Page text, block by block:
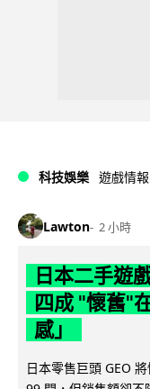
科技娛樂 遊戲情報
Lawton 2 小時
日本二手遊
四成 "懷舊"
感」
日本零售巨頭 GEO